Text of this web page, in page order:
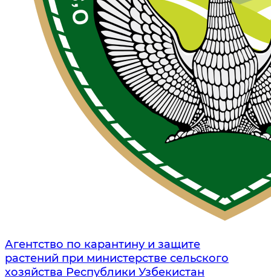
Агентство по карантину и защите
растений при министерстве сельского
хозяйства Республики Узбекистан